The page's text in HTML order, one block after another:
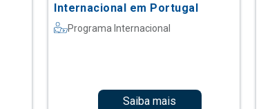
Internacional em Portugal
Programa Internacional
Saiba mais